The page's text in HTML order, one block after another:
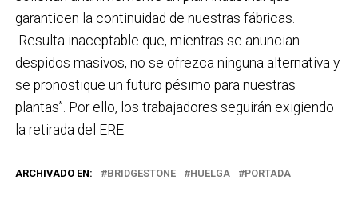
garanticen la continuidad de nuestras fábricas.
Resulta inaceptable que, mientras se anuncian
despidos masivos, no se ofrezca ninguna alternativa y
se pronostique un futuro pésimo para nuestras
plantas”. Por ello, los trabajadores seguirán exigiendo
la retirada del ERE.
ARCHIVADO EN: BRIDGESTONE HUELGA PORTADA